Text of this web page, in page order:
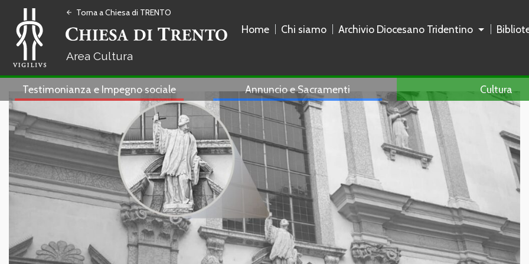
arrow_back Torna a Chiesa di TRENTO
Cultura
Home Chi siamo Archivio Diocesano Tridentino
Testimonianza e Impegno sociale Annuncio e Sacramenti Cultura